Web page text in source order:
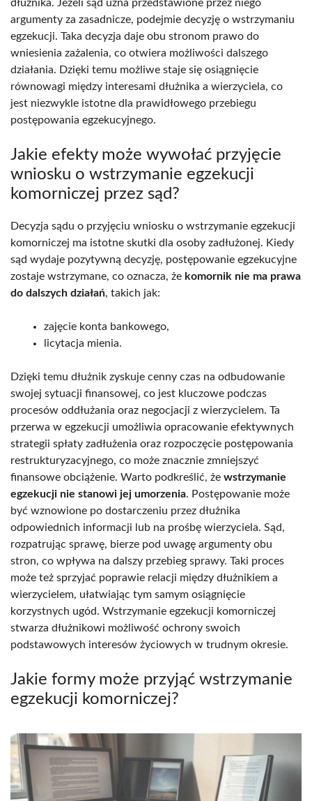
dłużnika. Jeżeli sąd uzna przedstawione przez niego
argumenty za zasadnicze, podejmie decyzję o wstrzymaniu
egzekucji. Taka decyzja daje obu stronom prawo do
wniesienia zażalenia, co otwiera możliwości dalszego
działania. Dzięki temu możliwe staje się osiągnięcie
równowagi między interesami dłużnika a wierzyciela, co
jest niezwykle istotne dla prawidłowego przebiegu
postępowania egzekucyjnego.
Jakie efekty może wywołać przyjęcie
wniosku o wstrzymanie egzekucji
komorniczej przez sąd?
Decyzja sądu o przyjęciu wniosku o wstrzymanie egzekucji
komorniczej ma istotne skutki dla osoby zadłużonej. Kiedy
sąd wydaje pozytywną decyzję, postępowanie egzekucyjne
zostaje wstrzymane, co oznacza, że komornik nie ma prawa
do dalszych działań, takich jak:
zajęcie konta bankowego,
licytacja mienia.
Dzięki temu dłużnik zyskuje cenny czas na odbudowanie
swojej sytuacji finansowej, co jest kluczowe podczas
procesów oddłużania oraz negocjacji z wierzycielem. Ta
przerwa w egzekucji umożliwia opracowanie efektywnych
strategii spłaty zadłużenia oraz rozpoczęcie postępowania
restrukturyzacyjnego, co może znacznie zmniejszyć
finansowe obciążenie. Warto podkreślić, że wstrzymanie
egzekucji nie stanowi jej umorzenia. Postępowanie może
być wznowione po dostarczeniu przez dłużnika
odpowiednich informacji lub na prośbę wierzyciela. Sąd,
rozpatrując sprawę, bierze pod uwagę argumenty obu
stron, co wpływa na dalszy przebieg sprawy. Taki proces
może też sprzyjać poprawie relacji między dłużnikiem a
wierzycielem, ułatwiając tym samym osiągnięcie
korzystnych ugód. Wstrzymanie egzekucji komorniczej
stwarza dłużnikowi możliwość ochrony swoich
podstawowych interesów życiowych w trudnym okresie.
Jakie formy może przyjąć wstrzymanie
egzekucji komorniczej?